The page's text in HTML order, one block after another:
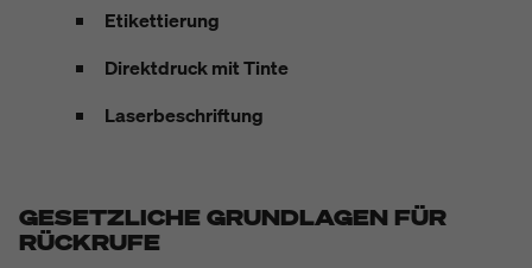
Etikettierung
Direktdruck mit Tinte
Laserbeschriftung
GESETZLICHE GRUNDLAGEN FÜR
RÜCKRUFE